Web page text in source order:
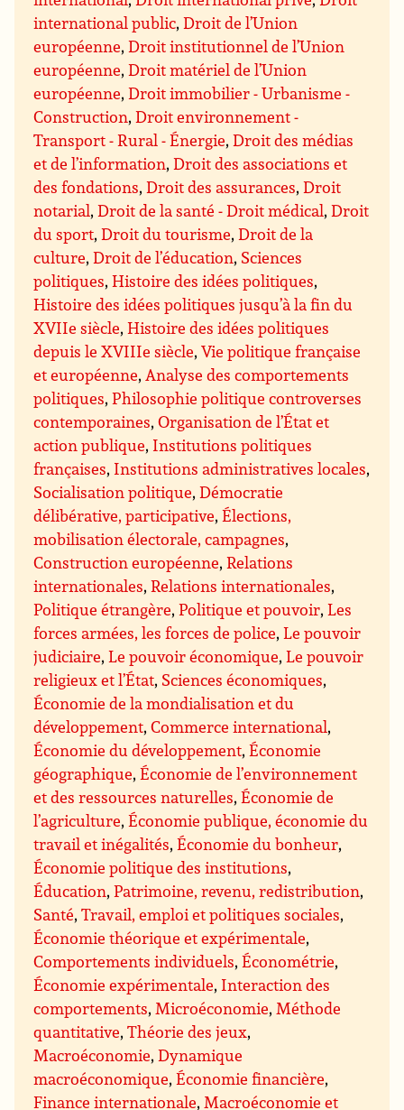
international public,Droit de l’Union
européenne,Droit institutionnel de l’Union
européenne,Droit matériel de l’Union
européenne,Droit immobilier - Urbanisme -
Construction,Droit environnement -
Transport - Rural - Énergie,Droit des médias
et de l’information,Droit des associations et
des fondations,Droit des assurances,Droit
notarial,Droit de la santé - Droit médical,Droit
du sport,Droit du tourisme,Droit de la
culture,Droit de l’éducation, Sciences
politiques,Histoire des idées politiques,
Histoire des idées politiques jusqu’à la fin du
XVIIe siècle,Histoire des idées politiques
depuis le XVIIIe siècle,Vie politique française
et européenne, Analyse des comportements
politiques,Philosophie politique controverses
contemporaines,Organisation de l’État et
action publique, Institutions politiques
françaises, Institutions administratives locales,
Socialisation politique,Démocratie
délibérative, participative,Élections,
mobilisation électorale, campagnes,
Construction européenne,Relations
internationales,Relations internationales,
Politique étrangère,Politique et pouvoir,Les
forces armées, les forces de police,Le pouvoir
judiciaire,Le pouvoir économique,Le pouvoir
religieux et l’État, Sciences économiques,
Économie de la mondialisation et du
développement,Commerce international,
Économie du développement,Économie
géographique,Économie de l’environnement
et des ressources naturelles,Économie de
l’agriculture,Économie publique, économie du
travail et inégalités,Économie du bonheur,
Économie politique des institutions,
Éducation,Patrimoine, revenu, redistribution,
Santé,Travail, emploi et politiques sociales,
Économie théorique et expérimentale,
Comportements individuels,Économétrie,
Économie expérimentale, Interaction des
comportements, Microéconomie, Méthode
quantitative,Théorie des jeux,
Macroéconomie,Dynamique
macroéconomique,Économie financière,
Finance internationale, Macroéconomie et